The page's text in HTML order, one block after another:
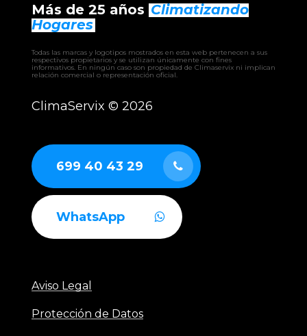
Más de 25 años Climatizando
Hogares
Todas las marcas y logotipos mostrados en esta web pertenecen a sus
respectivos propietarios y se utilizan únicamente con fines
informativos. En ningún caso son propiedad de Climaservix ni implican
relación comercial o representación oficial.
ClimaServix © 2026
699 40 43 29
WhatsApp
Aviso Legal
Protección de Datos